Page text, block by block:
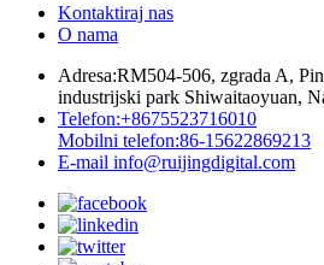
Kontaktiraj nas
O nama
Adresa:RM504-506, zgrada A,
industrijski park Shiwaitaoyuan,
Telefon:+8675523716010
Mobilni telefon:86-15622869213
E-mail info@ruijingdigital.com